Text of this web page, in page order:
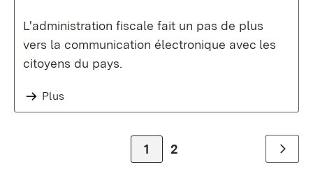
L'administration fiscale fait un pas de plus
vers la communication électronique avec les
citoyens du pays.
Plus
Zur Seite
1 Zur Seite
2 Weiter